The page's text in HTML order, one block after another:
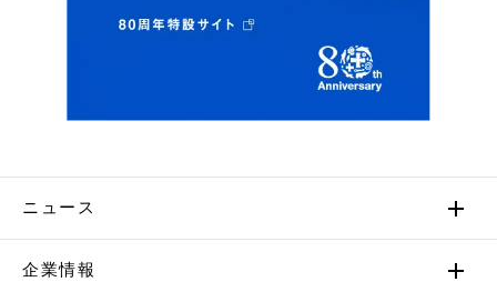
ニュース
企業情報